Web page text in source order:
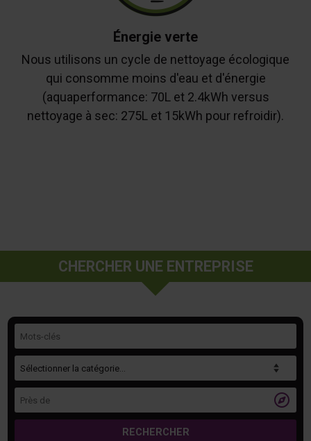
Énergie verte
Nous utilisons un cycle de nettoyage écologique
qui consomme moins d'eau et d'énergie
(aquaperformance: 70L et 2.4kWh versus
nettoyage à sec: 275L et 15kWh pour refroidir).
CHERCHER UNE ENTREPRISE

RECHERCHER